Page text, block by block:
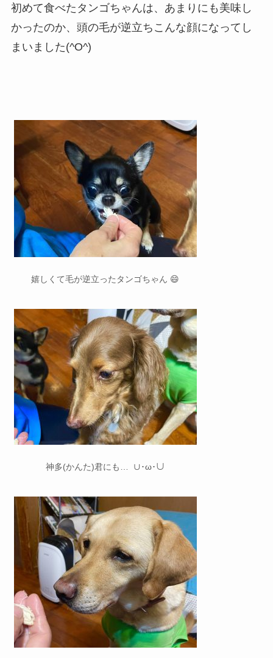
初めて食べたタンゴちゃんは、あまりにも美味し
かったのか、頭の毛が逆立ちこんな顔になってし
まいました(^O^)
嬉しくて毛が逆立ったタンゴちゃん 😄
神多(かんた)君にも… ∪･ω･∪